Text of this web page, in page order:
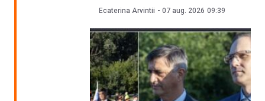
Ecaterina Arvintii - 07 aug. 2026 09:39